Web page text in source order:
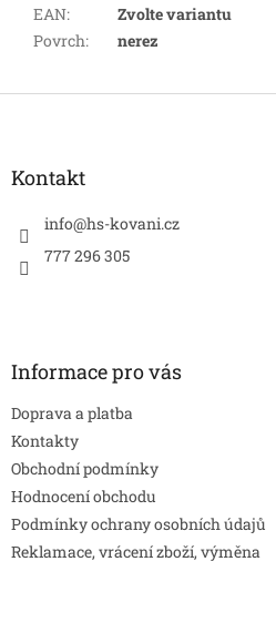
EAN:
Zvolte variantu
Povrch: nerez
Kontakt
info@hs-kovani.cz
777 296 305
Informace pro vás
Doprava a platba
Kontakty
Obchodní podmínky
Hodnocení obchodu
Podmínky ochrany osobních údajů
Reklamace, vrácení zboží, výměna